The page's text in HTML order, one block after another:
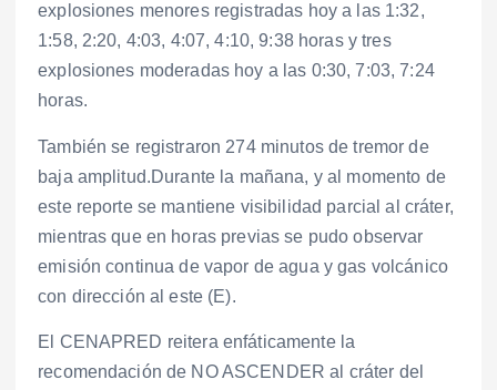
explosiones menores registradas hoy a las 1:32,
1:58, 2:20, 4:03, 4:07, 4:10, 9:38 horas y tres
explosiones moderadas hoy a las 0:30, 7:03, 7:24
horas.
También se registraron 274 minutos de tremor de
baja amplitud.Durante la mañana, y al momento de
este reporte se mantiene visibilidad parcial al cráter,
mientras que en horas previas se pudo observar
emisión continua de vapor de agua y gas volcánico
con dirección al este (E).
El CENAPRED reitera enfáticamente la
recomendación de NO ASCENDER al cráter del